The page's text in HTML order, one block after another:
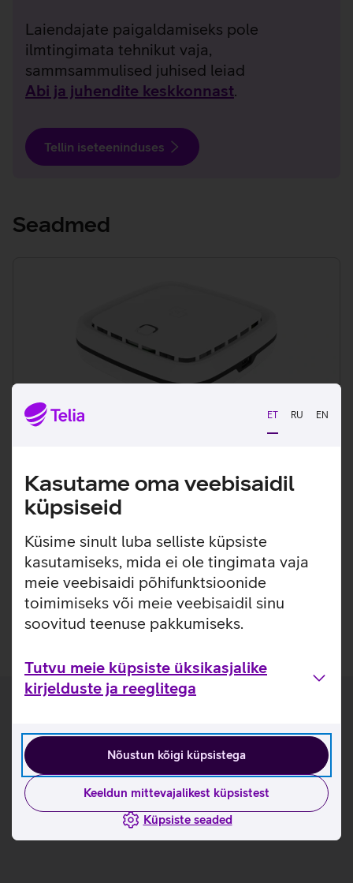
ET RU EN
Kasutame oma veebisaidil
küpsiseid
Küsime sinult luba selliste küpsiste
kasutamiseks, mida ei ole tingimata vaja
meie veebisaidi põhifunktsioonide
toimimiseks või meie veebisaidil sinu
soovitud teenuse pakkumiseks.
Tutvu meie küpsiste üksikasjalike
kirjelduste ja reeglitega
Nõustun kõigi küpsistega
Keeldun mittevajalikest küpsistest
Küpsiste seaded
Laiendajate paigaldamiseks pole
ilmtingimata tehnikut vaja,
sammsammulised juhised leiad
Abi ja juhendite keskkonnast.
Tellin iseteeninduses
Seadmed
Genexis EX600
Ühe EX600 wifi-laiendajaga saab ühtlaselt katta
m2
alates 3,10 €/kuu
Vaatan lähemalt
Vali seadmete arv
Tellin iseteeninduses